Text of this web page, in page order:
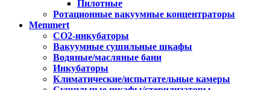
Пилотные
Ротационные вакуумные концентраторы
Memmert
CO2-инкубаторы
Вакуумные сушильные шкафы
Водяные/масляные бани
Инкубаторы
Климатические/испытательные камеры